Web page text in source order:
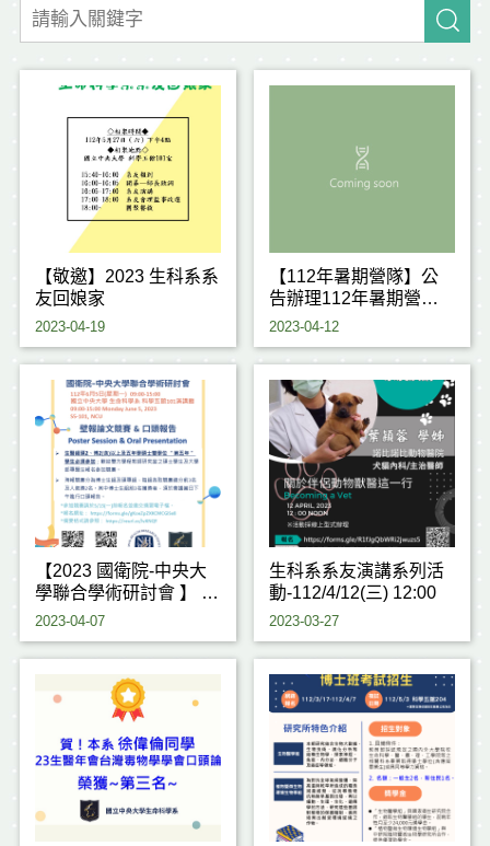
【敬邀】2023 生科系系
友回娘家
2023-04-19
【112年暑期營隊】公
告辦理112年暑期營隊
借住申請作業
2023-04-12
【2023 國衛院-中央大
學聯合學術研討會 】 ＃
2023 NHRI-NCU Joint
＃
2023-04-07
生科系系友演講系列活
動-112/4/12(三) 12:00
2023-03-27